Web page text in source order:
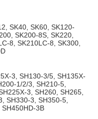
SK40, SK60, SK120-
SK200-8S, SK220,
8, SK210LC-8, SK300,
3, SH130-3/5, SH135X-
1/2/3, SH210-5,
3, SH260, SH265,
SH330-3, SH350-5,
3B